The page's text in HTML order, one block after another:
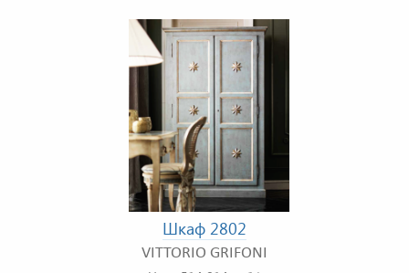
Шкаф 2802
VITTORIO GRIFONI